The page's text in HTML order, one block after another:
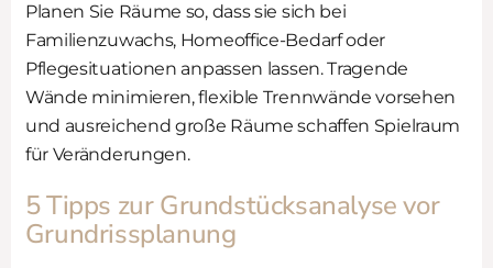
Planen Sie Räume so, dass sie sich bei
Familienzuwachs, Homeoffice-Bedarf oder
Pflegesituationen anpassen lassen. Tragende
Wände minimieren, flexible Trennwände vorsehen
und ausreichend große Räume schaffen Spielraum
für Veränderungen.
5 Tipps zur Grundstücksanalyse vor
Grundrissplanung